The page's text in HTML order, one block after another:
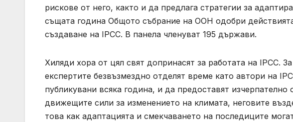
рискове от него, както и да предлага стратегии за
същата година Общото събрание на ООН одобри
създаване на IPCC. В панела членуват 195 държави.
Хиляди хора от цял свят допринасят за работата на IPCC.
експертите безвъзмездно отделят време като автори на
публикувани всяка година, и да предоставят
движещите сили за изменението на климата, неговите
това как адаптацията и смекчаването на последиците